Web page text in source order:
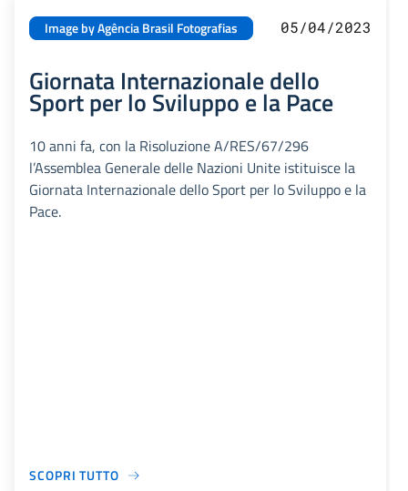
Image by Agência Brasil Fotografias 05/04/2023
Giornata Internazionale dello
Sport per lo Sviluppo e la Pace
10 anni fa, con la Risoluzione A/RES/67/296
l’Assemblea Generale delle Nazioni Unite istituisce la
Giornata Internazionale dello Sport per lo Sviluppo e la
Pace.
SCOPRI TUTTO